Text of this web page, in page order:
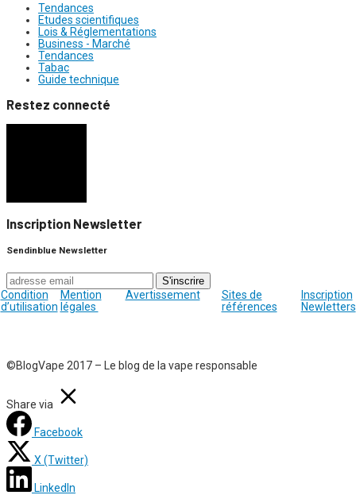
Tendances
Etudes scientifiques
Lois & Réglementations
Business - Marché
Tendances
Tabac
Guide technique
Restez connecté
Inscription Newsletter
Sendinblue Newsletter
Condition
d’utilisation
Mention
légales
Avertissement
Sites de
références
Inscription
Newletters
©BlogVape 2017 – Le blog de la vape responsable
Share via
Facebook
X (Twitter)
LinkedIn